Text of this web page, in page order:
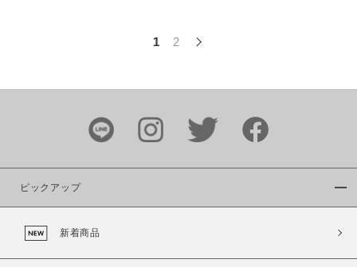
1 2
ピックアップ
新着商品